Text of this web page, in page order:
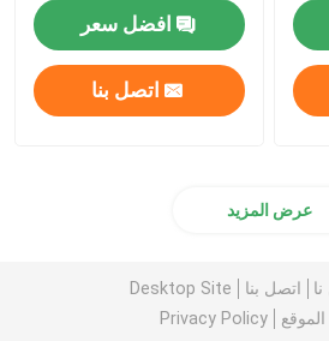
افضل سعر
اتصل بنا
عرض المزيد
اتصل بنا
Desktop Site
Privacy Policy